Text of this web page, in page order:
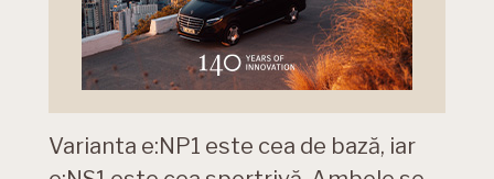
Varianta e:NP1 este cea de bază, iar